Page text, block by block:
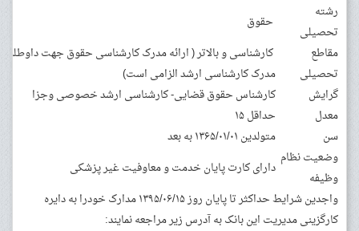
رشته
تحصیلی
حقوق
مقاطع
تحصیلی
کارشناسی و بالاتر ( ارائه مدرک کارشناسی حقوق جهت
مدرک کارشناسی ارشد الزامی است)
گرایش
کارشناس حقوق قضایی- کارشناسی ارشد خصوصی وجزا
معدل
حداقل ۱۵
سن
متولدین ۱۳۶۵/۰۱/۰۱ به بعد
وضعیت نظام
وظیفه
دارای کارت پایان خدمت و معاوفیت غیر پزشکی
واجدین شرایط حداکثر تا پایان روز ۱۳۹۵/۰۶/۱۵ مدارک خودرا به دایره
کارگزینی مدیریت این بانک به آدرس زیر مراجعه نمایند: